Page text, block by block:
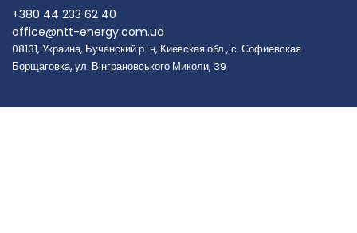
+380 44 233 62 40
office@ntt-energy.com.ua
08131, Украина, Бучанский р-н, Киевская обл., с. Софиевская
Борщаговка, ул. Вінграновського Миколи, 39